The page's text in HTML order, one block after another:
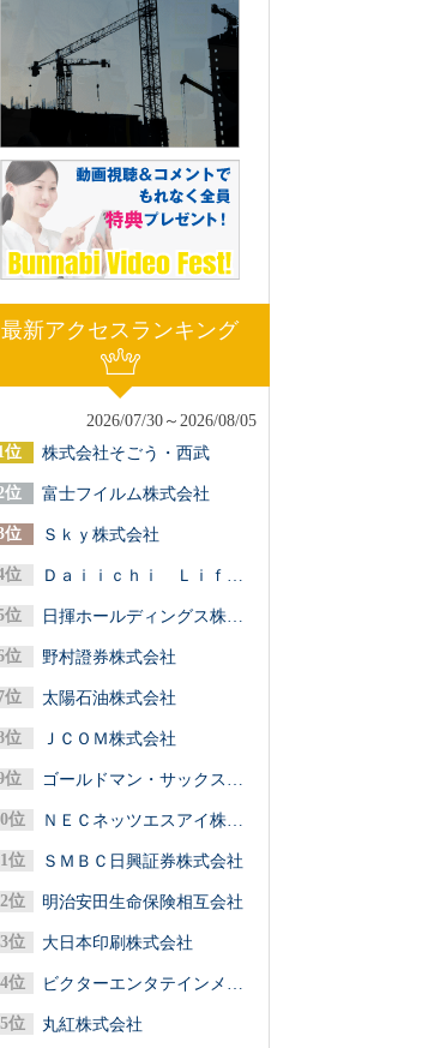
最新アクセスランキング
2026/07/30～2026/08/05
株式会社そごう・西武
富士フイルム株式会社
Ｓｋｙ株式会社
Ｄａｉｉｃｈｉ Ｌｉｆｅグループ（第一ライフグループ／第一生命保険）
日揮ホールディングス株式会社
野村證券株式会社
太陽石油株式会社
ＪＣＯＭ株式会社
ゴールドマン・サックス証券株式会社
ＮＥＣネッツエスアイ株式会社
ＳＭＢＣ日興証券株式会社
明治安田生命保険相互会社
大日本印刷株式会社
ビクターエンタテインメント株式会社
丸紅株式会社